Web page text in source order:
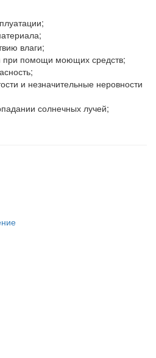
влаги;
при помощи моющих средств;
и незначительные неровности
солнечных лучей;